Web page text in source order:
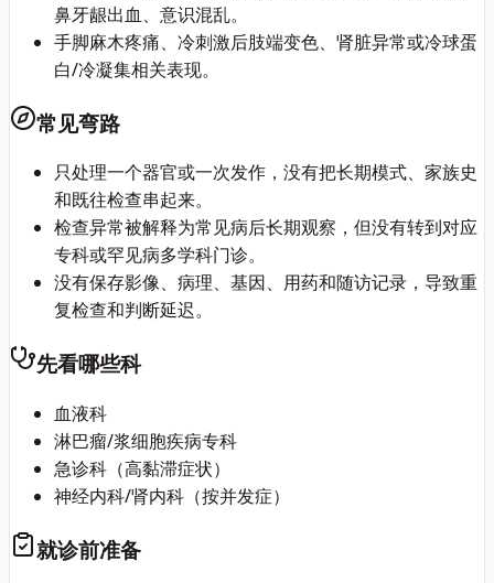
鼻牙龈出血、意识混乱。
手脚麻木疼痛、冷刺激后肢端变色、肾脏异常或冷球蛋
白/冷凝集相关表现。
常见弯路
只处理一个器官或一次发作，没有把长期模式、家族史
和既往检查串起来。
检查异常被解释为常见病后长期观察，但没有转到对应
专科或罕见病多学科门诊。
没有保存影像、病理、基因、用药和随访记录，导致重
复检查和判断延迟。
先看哪些科
血液科
淋巴瘤/浆细胞疾病专科
急诊科（高黏滞症状）
神经内科/肾内科（按并发症）
就诊前准备